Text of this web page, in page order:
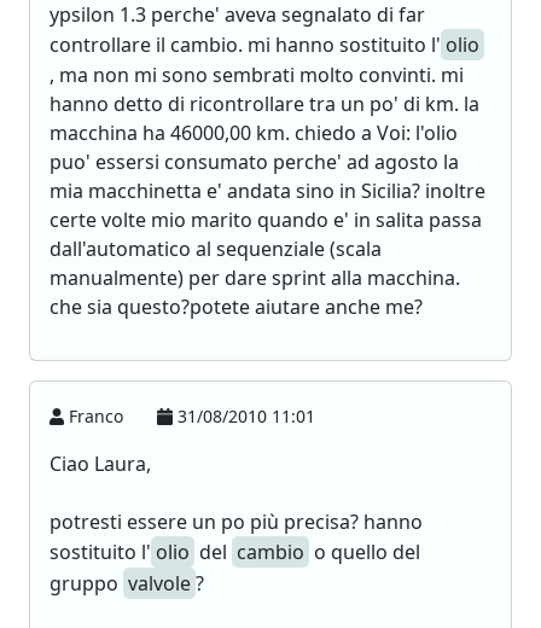
ypsilon 1.3 perche' aveva segnalato di far
controllare il cambio. mi hanno sostituito l' olio
, ma non mi sono sembrati molto convinti. mi
hanno detto di ricontrollare tra un po' di km. la
macchina ha 46000,00 km. chiedo a Voi: l'olio
puo' essersi consumato perche' ad agosto la
mia macchinetta e' andata sino in Sicilia? inoltre
certe volte mio marito quando e' in salita passa
dall'automatico al sequenziale (scala
manualmente) per dare sprint alla macchina.
che sia questo?potete aiutare anche me?
Franco 31/08/2010 11:01
Ciao Laura,
potresti essere un po più precisa? hanno
sostituito l' olio del cambio o quello del
gruppo valvole?